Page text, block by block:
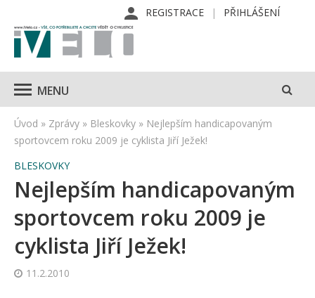
REGISTRACE PŘIHLÁŠENÍ
MENU
Úvod » Zprávy » Bleskovky » Nejlepším handicapovaným
sportovcem roku 2009 je cyklista Jiří Ježek!
BLESKOVKY
Nejlepším handicapovaným
sportovcem roku 2009 je
cyklista Jiří Ježek!
11.2.2010